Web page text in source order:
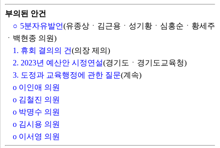
영상회의록
부의된 안건
○ 5분자유발언(유종상ㆍ김근용ㆍ성기황ㆍ심홍순ㆍ황세주
ㆍ백현종 의원)
1. 휴회 결의의 건(의장 제의)
2. 2023년 예산안 시정연설(경기도ㆍ경기도교육청)
3. 도정과 교육행정에 관한 질문(계속)
o 이인애 의원
o 김철진 의원
o 박명수 의원
o 김시용 의원
o 이서영 의원